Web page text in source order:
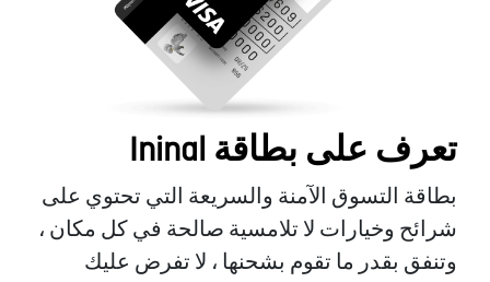
تعرف على بطاقة Ininal
بطاقة التسوق الآمنة والسريعة التي تحتوي على
شرائح وخيارات لا تلامسية صالحة في كل مكان ،
وتنفق بقدر ما تقوم بشحنها ، لا تفرض عليك